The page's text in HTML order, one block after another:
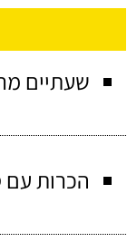
שעתיים
הכרות עם